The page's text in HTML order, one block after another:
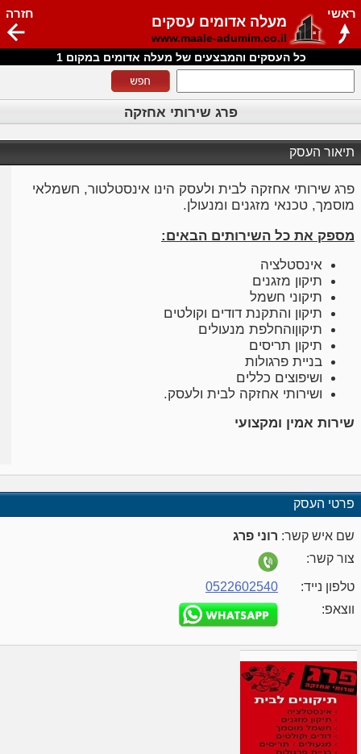
מעלה אדומים עסקים
www.maale-adumim.co.il
חזרה ראשי
כל העסקים והמבצעים של מעלה אדומים במקום 1
פרג שירותי אחזקה
תיאור העסק
פרג שירותי אחזקה לבית ולעסק הינו אינסטלטור, חשמלאי
מוסמך, טכנאי מזגנים ומנעולן.
מספק את כל השירותים הבאים:
אינסטלציה
תיקון מזגנים
תיקוני חשמל
תיקון והתקנת דודים וקולטים
תיקוןוהחלפת מנעולים
תיקון תריסים
בניית פרגולות
ושיפוצים כללים
ושירותי אחזקה לבית ולעסק.
שירות אמין ומקצועי
פרטי העסק
שם איש קשר: רוני פרג
צור קשר:
טלפון נייד:
0522602540
ווצאפ: